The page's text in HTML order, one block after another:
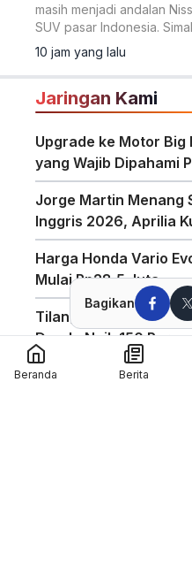
masih menjadi andalan
SUV pasar Indonesia.
keunggulannya.
10 jam yang lalu
Jaringan Kami
Upgrade ke Motor Big
yang Wajib Dipahami
Jorge Martin Menang
Inggris 2026, Aprilia
Harga Honda Vario
Mulai Rp28,5 Juta
Tilang Manual
Denda Naik 150
Mario Aji Amankan
Bagikan
Beranda Berita